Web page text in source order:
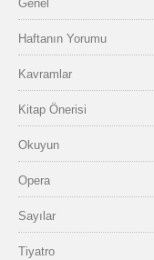
Genel
Haftanın Yorumu
Kavramlar
Kitap Önerisi
Okuyun
Opera
Sayılar
Tiyatro